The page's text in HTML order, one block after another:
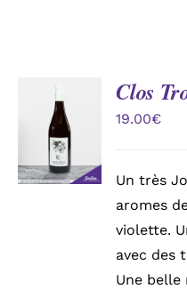
AJOUTER
AU
PANIER
/
DÉTAILS
Clos
19.00€
Un très
aromes
violette.
avec des
Une belle